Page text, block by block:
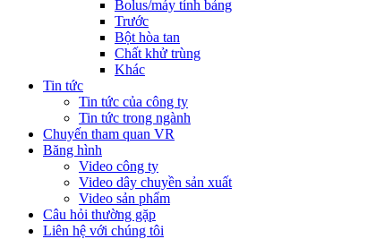
Bolus/máy tính bảng
Trước
Bột hòa tan
Chất khử trùng
Khác
Tin tức
Tin tức của công ty
Tin tức trong ngành
Chuyến tham quan VR
Băng hình
Video công ty
Video dây chuyền sản xuất
Video sản phẩm
Câu hỏi thường gặp
Liên hệ với chúng tôi